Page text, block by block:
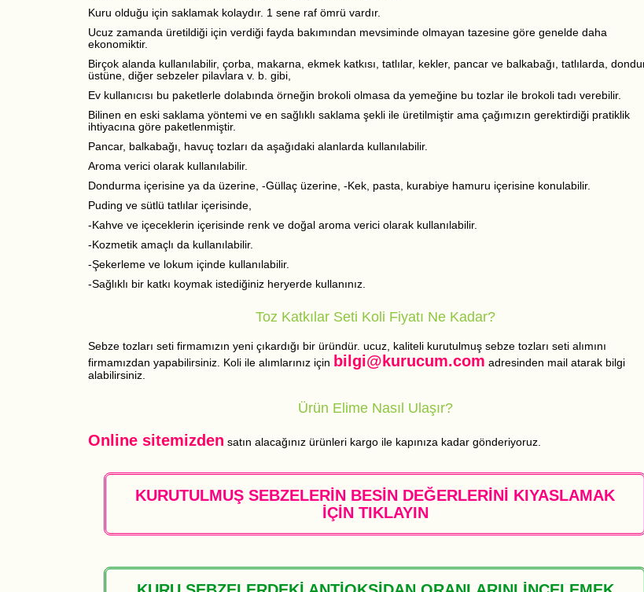
Kuru olduğu için saklamak kolaydır. 1 sene raf ömrü vardır.
Ucuz zamanda üretildiği için verdiği fayda bakımından mevsiminde olmayan tazesine göre genelde daha
ekonomiktir.
Birçok alanda kullanılabilir, çorba, makarna, ekmek katkısı, tatlılar, kekler, pancar ve balkabağı, tatlılarda,
üstüne, diğer sebzeler pilavlara v. b. gibi,
Ev kullanıcısı bu paketlerle dolabında örneğin brokoli olmasa da yemeğine bu tozlar ile brokoli tadı verebilir.
Bilinen en eski saklama yöntemi ve en sağlıklı saklama şekli ile üretilmiştir ama çağımızın gerektirdiği pratiklik
ihtiyacına göre paketlenmiştir.
Pancar, balkabağı, havuç tozları da aşağıdaki alanlarda kullanılabilir.
Aroma verici olarak kullanılabilir.
Dondurma içerisine ya da üzerine, -Güllaç üzerine, -Kek, pasta, kurabiye hamuru içerisine konulabilir.
Puding ve sütlü tatlılar içerisinde,
-Kahve ve içeceklerin içerisinde renk ve doğal aroma verici olarak kullanılabilir.
-Kozmetik amaçlı da kullanılabilir.
-Şekerleme ve lokum içinde kullanılabilir.
-Sağlıklı bir katkı koymak istediğiniz heryerde kullanınız.
Toz Katkılar Seti Koli Fiyatı Ne Kadar?
Sebze tozları seti firmamızın yeni çıkardığı bir üründür. ucuz, kaliteli kurutulmuş sebze tozları seti alımını
firmamızdan yapabilirsiniz. Koli ile alımlarınız için bilgi@kurucum.com adresinden mail atarak bilgi
alabilirsiniz.
Ürün Elime Nasıl Ulaşır?
Online sitemizden satın alacağınız ürünleri kargo ile kapınıza kadar gönderiyoruz.
KURUTULMUŞ SEBZELERİN BESİN DEĞERLERİNİ KIYASLAMAK
İÇİN TIKLAYIN